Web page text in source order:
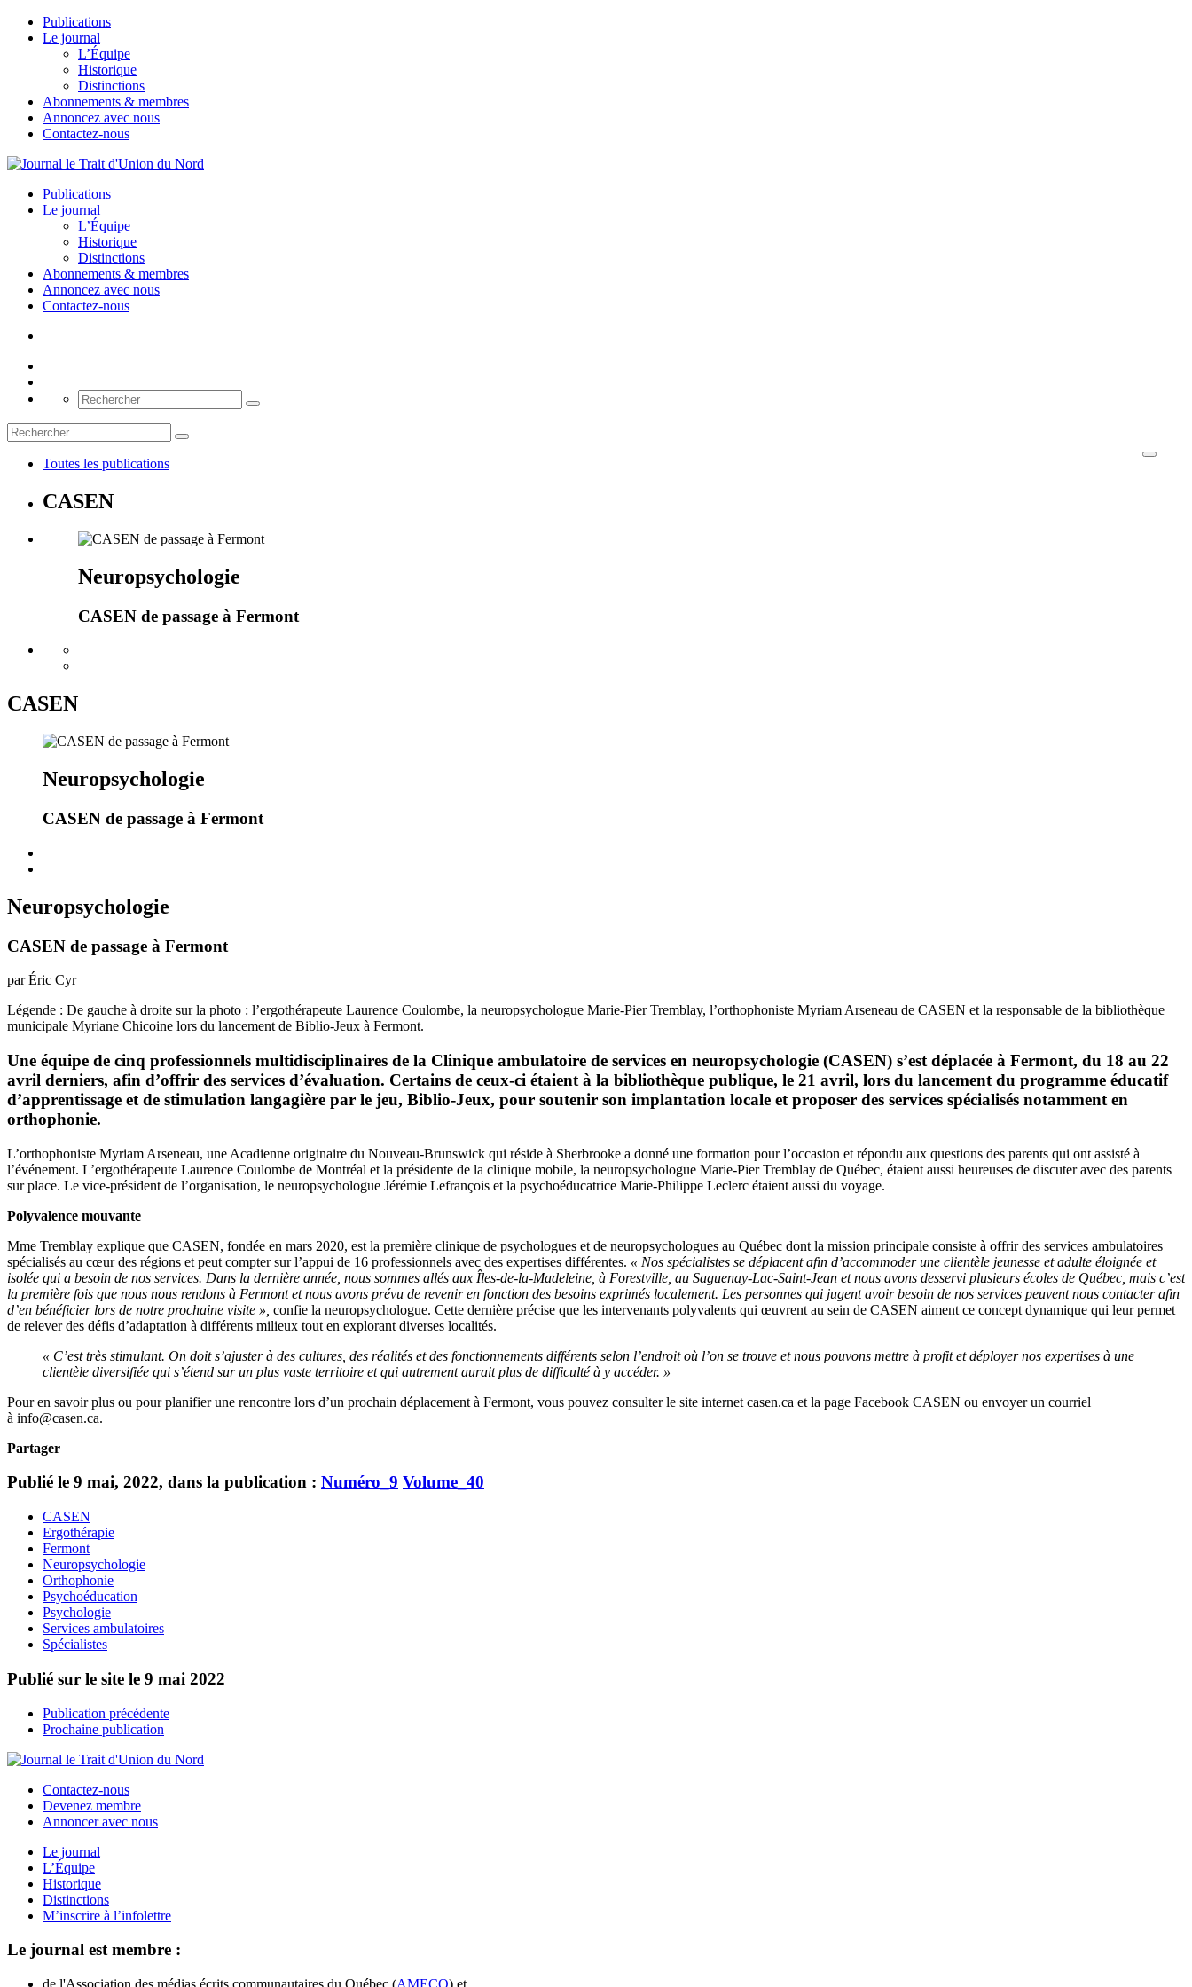
Publications
Le journal
L’Équipe
Historique
Distinctions
Abonnements & membres
Annoncez avec nous
Contactez-nous
Publications
Le journal
L’Équipe
Historique
Distinctions
Abonnements & membres
Annoncez avec nous
Contactez-nous
Toutes les publications
CASEN
Neuropsychologie
CASEN de passage à Fermont
CASEN
Neuropsychologie
CASEN de passage à Fermont
Neuropsychologie
CASEN de passage à Fermont
par Éric Cyr
Légende : De gauche à droite sur la photo : l’ergothérapeute Laurence Coulombe, la neuropsychologue Marie-Pier Tremblay, l’orthophoniste Myriam Arseneau de CASEN et la responsable de la bibliothèque
municipale Myriane Chicoine lors du lancement de Biblio-Jeux à Fermont.
Une équipe de cinq professionnels multidisciplinaires de la Clinique ambulatoire de services en neuropsychologie (CASEN) s’est déplacée à Fermont, du 18 au 22
avril derniers, afin d’offrir des services d’évaluation. Certains de ceux-ci étaient à la bibliothèque publique, le 21 avril, lors du lancement du programme éducatif
d’apprentissage et de stimulation langagière par le jeu, Biblio-Jeux, pour soutenir son implantation locale et proposer des services spécialisés notamment en
orthophonie.
L’orthophoniste Myriam Arseneau, une Acadienne originaire du Nouveau-Brunswick qui réside à Sherbrooke a donné une formation pour l’occasion et répondu aux questions des parents qui ont assisté à
l’événement. L’ergothérapeute Laurence Coulombe de Montréal et la présidente de la clinique mobile, la neuropsychologue Marie-Pier Tremblay de Québec, étaient aussi heureuses de discuter avec des parents
sur place. Le vice-président de l’organisation, le neuropsychologue Jérémie Lefrançois et la psychoéducatrice Marie-Philippe Leclerc étaient aussi du voyage.
Polyvalence mouvante
Mme Tremblay explique que CASEN, fondée en mars 2020, est la première clinique de psychologues et de neuropsychologues au Québec dont la mission principale consiste à offrir des services ambulatoires
spécialisés au cœur des régions et peut compter sur l’appui de 16 professionnels avec des expertises différentes. « Nos spécialistes se déplacent afin d’accommoder une clientèle jeunesse et adulte éloignée et
isolée qui a besoin de nos services. Dans la dernière année, nous sommes allés aux Îles-de-la-Madeleine, à Forestville, au Saguenay-Lac-Saint-Jean et nous avons desservi plusieurs écoles de Québec, mais c’est
la première fois que nous nous rendons à Fermont et nous avons prévu de revenir en fonction des besoins exprimés localement. Les personnes qui jugent avoir besoin de nos services peuvent nous contacter afin
d’en bénéficier lors de notre prochaine visite », confie la neuropsychologue. Cette dernière précise que les intervenants polyvalents qui œuvrent au sein de CASEN aiment ce concept dynamique qui leur permet
de relever des défis d’adaptation à différents milieux tout en explorant diverses localités.
« C’est très stimulant. On doit s’ajuster à des cultures, des réalités et des fonctionnements différents selon l’endroit où l’on se trouve et nous pouvons mettre à profit et déployer nos expertises à une
clientèle diversifiée qui s’étend sur un plus vaste territoire et qui autrement aurait plus de difficulté à y accéder. »
Pour en savoir plus ou pour planifier une rencontre lors d’un prochain déplacement à Fermont, vous pouvez consulter le site internet casen.ca et la page Facebook CASEN ou envoyer un courriel
à info@casen.ca.
Partager
Publié le 9 mai, 2022, dans la publication : Numéro_9 Volume_40
CASEN
Ergothérapie
Fermont
Neuropsychologie
Orthophonie
Psychoéducation
Psychologie
Services ambulatoires
Spécialistes
Publié sur le site le 9 mai 2022
Publication précédente
Prochaine publication
Contactez-nous
Devenez membre
Annoncer avec nous
Le journal
L’Équipe
Historique
Distinctions
M’inscrire à l’infolettre
Le journal est membre :
de l'Association des médias écrits communautaires du Québec (AMECQ) et